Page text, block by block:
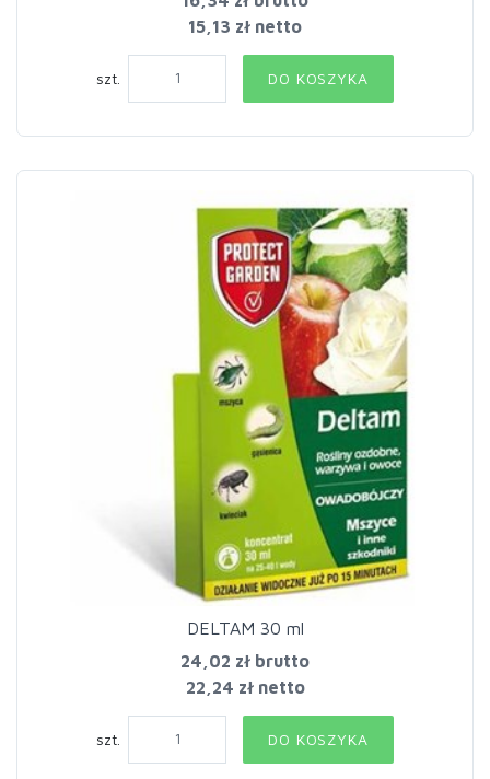
15,13 zł netto
szt. DO KOSZYKA
DELTAM 30 ml
24,02 zł brutto
22,24 zł netto
szt. DO KOSZYKA